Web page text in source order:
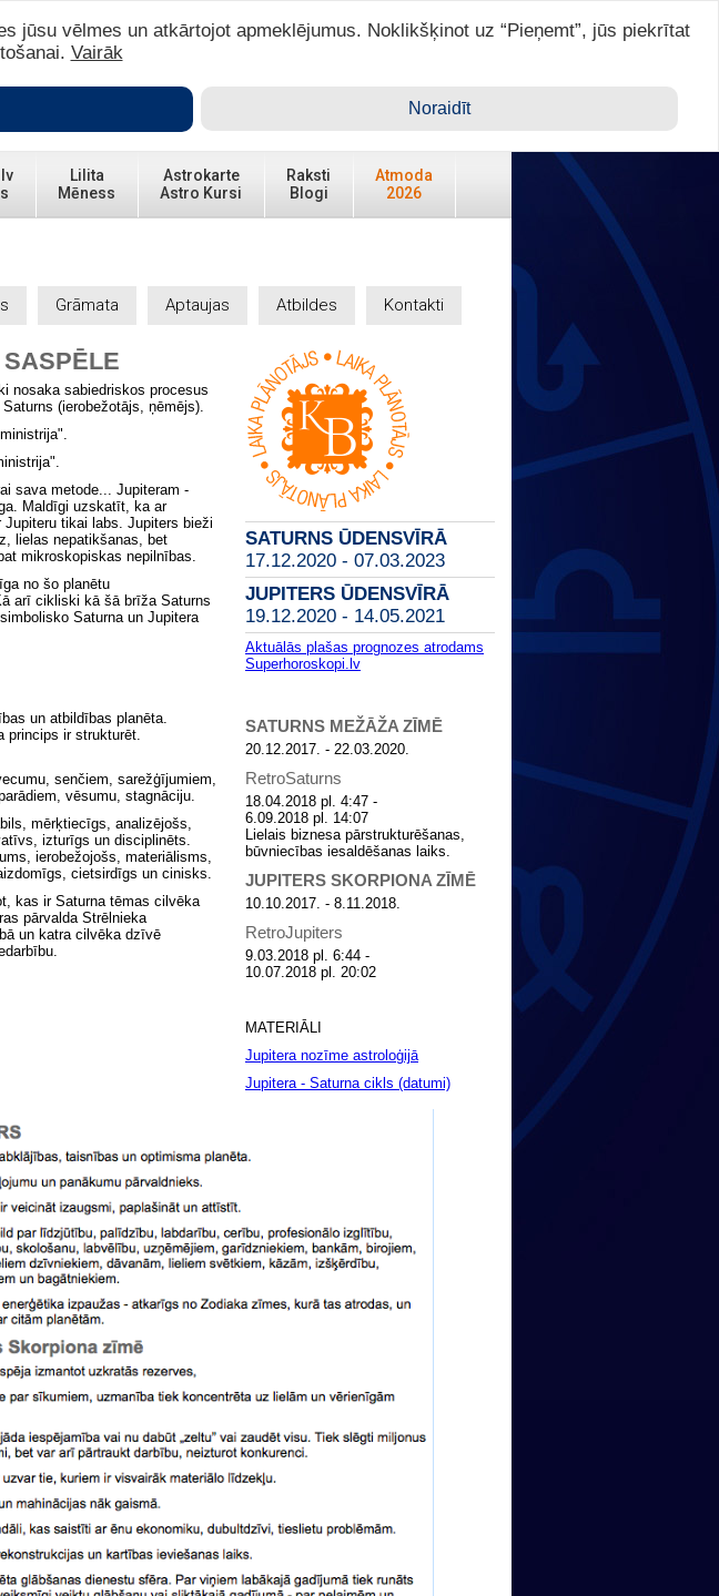
Ienākt ar ASTRO VIP >
Lilita
Mēness
Astrokarte
Astro Kursi
Raksti
Blogi
Atmoda
2026
Grāmata Aptaujas Atbildes Kontakti
nosaka sabiedriskos procesus
(ierobežotājs, ņēmējs).
sava metode... Jupiteram -
Maldīgi uzskatīt, ka ar
tikai labs. Jupiters bieži
lielas nepatikšanas, bet
mikroskopiskas nepilnības.
no šo planētu
arī cikliski kā šā brīža Saturns
Saturna un Jupitera
un atbildības planēta.
princips ir strukturēt.
senčiem, sarežģījumiem,
vēsumu, stagnāciju.
mērķtiecīgs, analizējošs,
izturīgs un disciplinēts.
ierobežojošs, materiālisms,
cietsirdīgs un cinisks.
kas ir Saturna tēmas cilvēka
pārvalda Strēlnieka
un katra cilvēka dzīvē
SATURNS ŪDENSVĪRĀ
17.12.2020 - 07.03.2023
JUPITERS ŪDENSVĪRĀ
19.12.2020 - 14.05.2021
Aktuālās plašas prognozes atrodams
Superhoroskopi.lv
SATURNS MEŽĀŽA ZĪMĒ
20.12.2017. - 22.03.2020.
RetroSaturns
18.04.2018 pl. 4:47 -
6.09.2018 pl. 14:07
Lielais biznesa pārstrukturēšanas,
būvniecības iesaldēšanas laiks.
JUPITERS SKORPIONA ZĪMĒ
10.10.2017. - 8.11.2018.
RetroJupiters
9.03.2018 pl. 6:44 -
10.07.2018 pl. 20:02
MATERIĀLI
Jupitera nozīme astroloģijā
Jupitera - Saturna cikls (datumi)
vēlmes un atkārtojot apmeklējumus. Noklikšķinot uz “Pieņemt”, jūs piekrītat
Vairāk
Noraidīt